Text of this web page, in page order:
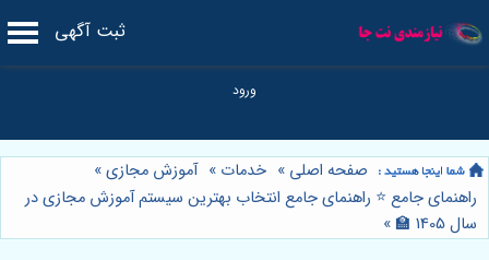
ثبت آگهی
صفحه اصلی » خدمات » آموزش مجازی»
راهنمای جامع ⭐️ راهنمای جامع انتخاب بهترین سیستم آموزش مجازی در
سال 1405 🏫
»